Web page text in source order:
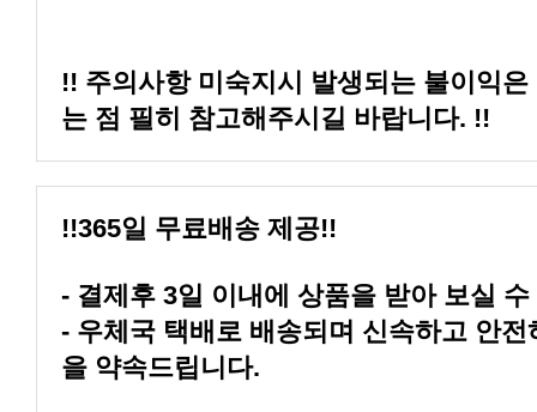
는 점 필히 참고해주시길 바랍니다. !!
!!365일 무료배송 제공!!
- 결제후 3일 이내에 상품을 받아 보실
을 약속드립니다.